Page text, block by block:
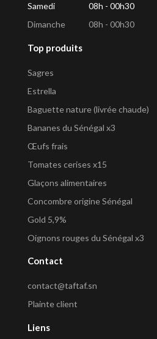
Samedi
08h - 00h30
Dimanche
08h - 00h30
Top produits
Sagres
Estrella
Baguette nature (livrée chaude)
Bananes du Sénégal x3
Œufs frais
Tomates cerises x15
Glaçons alimentaires
Concombre origine Sénégal
Gold 5,9%
Oignons rouges du Sénégal x3
Contact
contact@taftaf.sn
Plainte client
Liens